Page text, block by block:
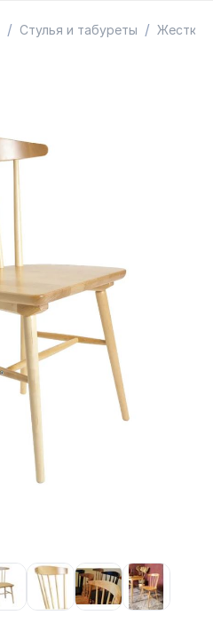
/ Стулья и табуреты / Жесткие